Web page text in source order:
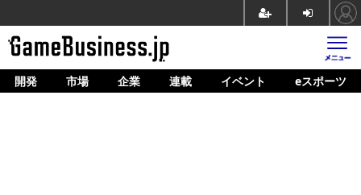
ホーム
開発 市場 企業 連載 イベント eスポーツ